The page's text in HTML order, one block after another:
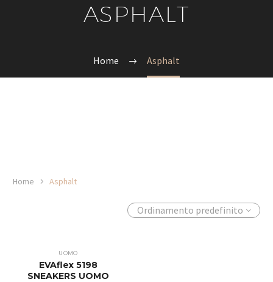
ASPHALT
Home Asphalt
Home Asphalt
Ordinamento predefinito
UOMO
EVAflex 5198
SNEAKERS UOMO